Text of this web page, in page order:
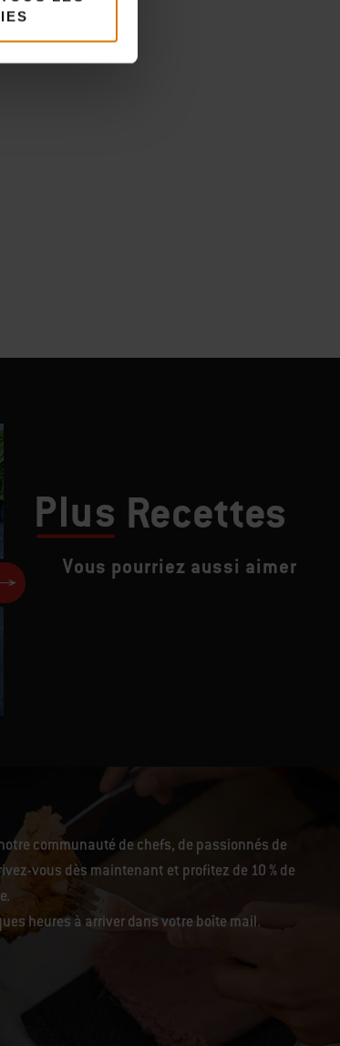
Plus Recettes
Vous pourriez aussi aimer
communauté de chefs, de passionnés de
vous dès maintenant et profitez de 10 % de
heures à arriver dans votre boîte mail.